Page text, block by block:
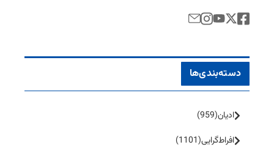
دسته‌بندی‌ها
ادیان(959)
افراط‌گرایی(1101)